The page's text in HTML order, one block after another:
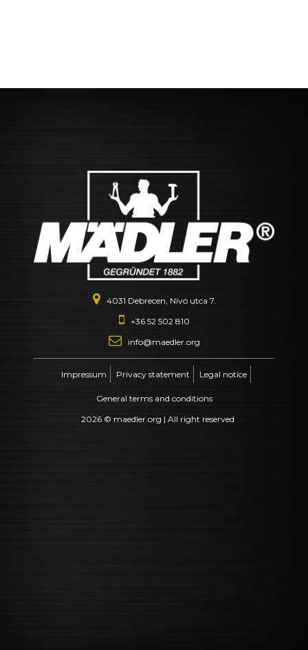
4031 Debrecen, Nívó utca 7.
+36 52 502 810
info@maedler.org
Impressum Privacy statement Legal notice
General terms and conditions
2026 © maedler.org | All right reserved